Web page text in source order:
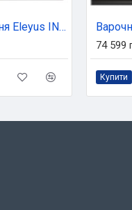
Варочна поверхня Eleyus INGA 60 BL CWF
74 599
Купити